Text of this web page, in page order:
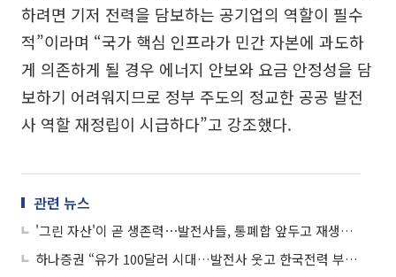
하려면 기저 전력을 담보하는 공기업의 역할이 필수
적”이라며 “국가 핵심 인프라가 민간 자본에 과도하
게 의존하게 될 경우 에너지 안보와 요금 안정성을 담
보하기 어려워지므로 정부 주도의 정교한 공공 발전
사 역할 재정립이 시급하다”고 강조했다.
관련 뉴스
'그린 자산'이 곧 생존력⋯발전사들, 통폐합 앞두고 재생에너지 '사활'
하나증권 “유가 100달러 시대…발전사 웃고 한국전력 부담 커진다”